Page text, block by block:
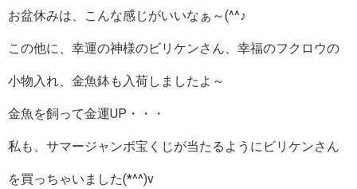
お盆休みは、こんな感じがいいなぁ～(^^♪
この他に、幸運の神様のビリケンさん、幸福のフクロウの
小物入れ、金魚鉢も入荷しましたよ～
金魚を飼って金運UP・・・
私も、サマージャンボ宝くじが当たるようにビリケンさん
を買っちゃいました(*^^)v